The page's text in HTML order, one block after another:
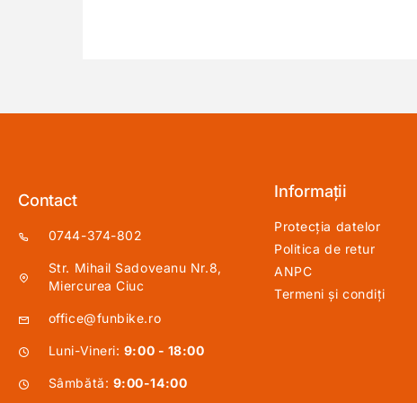
Contact
0744-374-802
Str. Mihail Sadoveanu Nr.8,
Miercurea Ciuc
office@funbike.ro
Luni-Vineri: 9:00 - 18:00
Sâmbătă: 9:00-14:00
Informații
Protecția datelor
Politica de retur
ANPC
Termeni și condiți